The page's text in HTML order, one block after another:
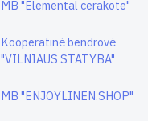
MB "Elemental cerakote"
Kooperatinė bendrovė
"VILNIAUS STATYBA"
MB "ENJOYLINEN.SHOP"